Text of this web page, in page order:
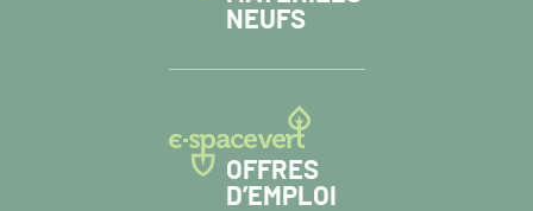
NEUFS
OFFRES
D’EMPLOI